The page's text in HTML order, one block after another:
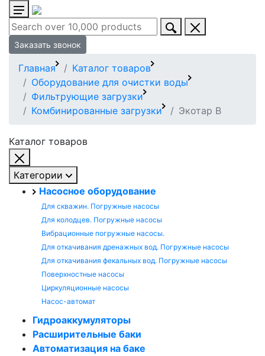
Заказать звонок
Главная
Каталог товаров
Оборудование для очистки воды
Фильтрующие загрузки
Комбинированные загрузки
Экотар В
Каталог товаров
Категории
Насосное оборудование
Для скважин. Погружные насосы
Для колодцев. Погружные насосы
Вибрационные погружные насосы.
Для откачивания дренажных вод. Погружные насосы
Для откачивания фекальных вод. Погружные насосы
Поверхностные насосы
Циркуляционные насосы
Насос-автомат
Гидроаккумуляторы
Расширительные баки
Автоматизация на баке